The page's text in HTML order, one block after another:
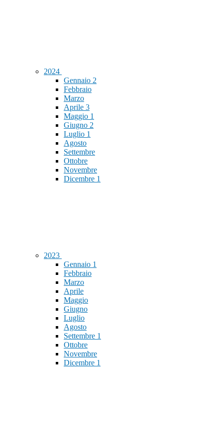
2024
Gennaio 2
Febbraio
Marzo
Aprile 3
Maggio 1
Giugno 2
Luglio 1
Agosto
Settembre
Ottobre
Novembre
Dicembre 1
2023
Gennaio 1
Febbraio
Marzo
Aprile
Maggio
Giugno
Luglio
Agosto
Settembre 1
Ottobre
Novembre
Dicembre 1